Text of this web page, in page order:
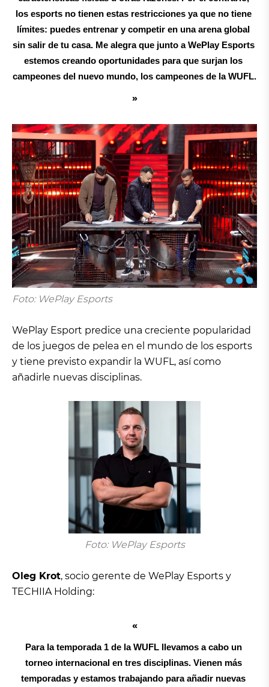
los esports no tienen estas restricciones ya que no tiene
límites: puedes entrenar y competir en una arena global
sin salir de tu casa. Me alegra que junto a WePlay Esports
estemos creando oportunidades para que surjan los
campeones del nuevo mundo, los campeones de la WUFL.
Foto: WePlay Esports
WePlay Esport predice una creciente popularidad
de los juegos de pelea en el mundo de los esports
y tiene previsto expandir la WUFL, así como
añadirle nuevas disciplinas.
Foto: WePlay Esports
Oleg Krot, socio gerente de WePlay Esports y
TECHIIA Holding:
Para la temporada 1 de la WUFL llevamos a cabo un
torneo internacional en tres disciplinas. Vienen más
temporadas y estamos trabajando para añadir nuevas